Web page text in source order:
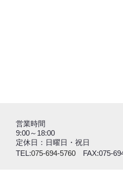
営業時間
9:00～18:00
定休日：日曜日・祝日
TEL:075-694-5760 FAX:075-